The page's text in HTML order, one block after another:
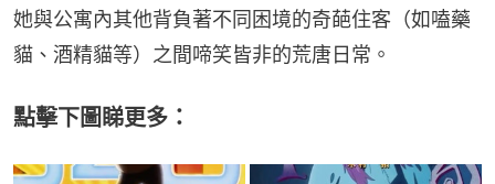
她與公寓內其他背負著不同困境的奇葩住客（如嗑藥
貓、酒精貓等）之間啼笑皆非的荒唐日常。
點擊下圖睇更多：